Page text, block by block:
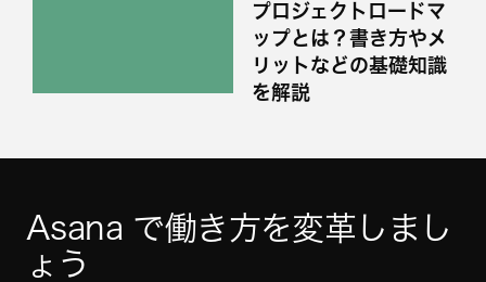
プロジェクトロードマ
ップとは？書き方やメ
リットなどの基礎知識
を解説
Asana で働き方を変革しまし
ょう